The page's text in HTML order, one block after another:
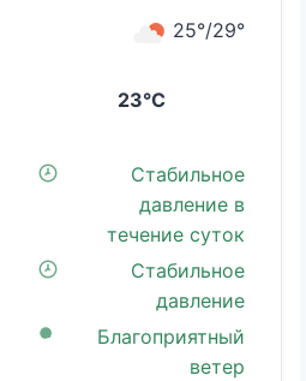
25°/29°
23°C
Стабильное
давление в
течение суток
Стабильное
давление
Благоприятный
ветер